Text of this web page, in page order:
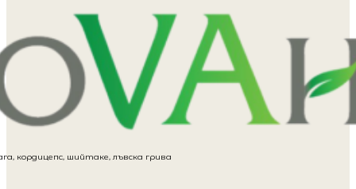
кордицепс, шийтаке, лъвска грива